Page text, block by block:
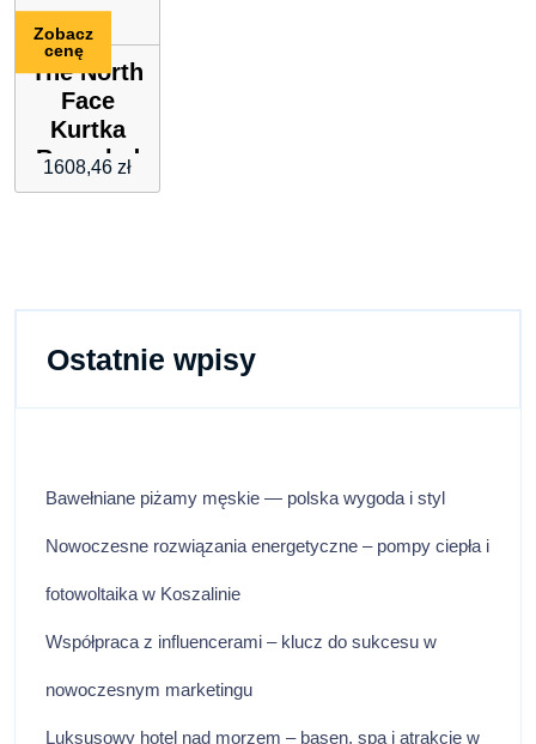
The North
Face
Kurtka
Recycled
Mcmurdo
1608,46 zł
Zobacz
cenę
Ostatnie wpisy
Bawełniane piżamy męskie — polska wygoda i styl
Nowoczesne rozwiązania energetyczne – pompy ciepła i
fotowoltaika w Koszalinie
Współpraca z influencerami – klucz do sukcesu w
nowoczesnym marketingu
Luksusowy hotel nad morzem – basen, spa i atrakcje w